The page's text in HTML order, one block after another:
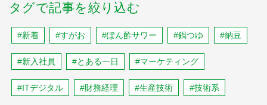
タグで記事を絞り込む
#新着 #すがお #ぽん酢サワー #鍋つゆ #納豆
#新入社員 #とある一日 #マーケティング
#ITデジタル #財務経理 #生産技術 #技術系